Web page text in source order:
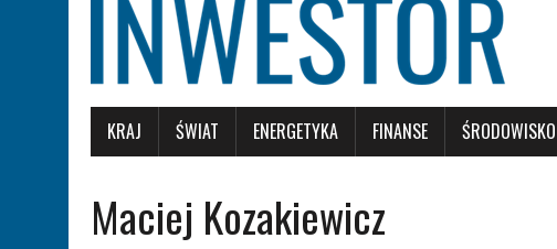
KRAJ ŚWIAT ENERGETYKA FINANSE ŚRODOWISKO
Maciej Kozakiewicz